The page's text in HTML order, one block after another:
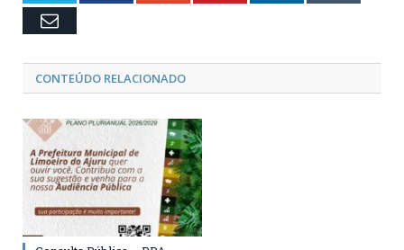
Email
CONTEÚDO RELACIONADO